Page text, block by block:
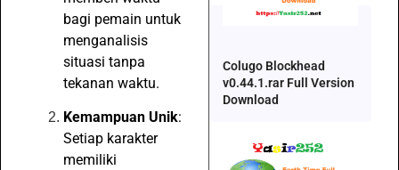
bagi pemain untuk
menganalisis
situasi tanpa
tekanan waktu.
Kemampuan Unik:
Setiap karakter
memiliki
Colugo Blockhead
v0.44.1.rar Full Version
Download